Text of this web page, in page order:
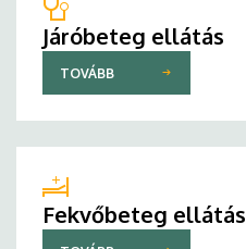
Járóbeteg ellátás
TOVÁBB
Fekvőbeteg ellátás